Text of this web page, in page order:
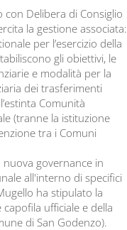
Delibera di Consiglio
la gestione associata:
per l’esercizio della
gli obiettivi, le
e modalità per la
dei trasferimenti
Comunità
(tranne la istituzione
tra i Comuni
governance in
all'interno di specifici
ha stipulato la
ufficiale e della
di San Godenzo).